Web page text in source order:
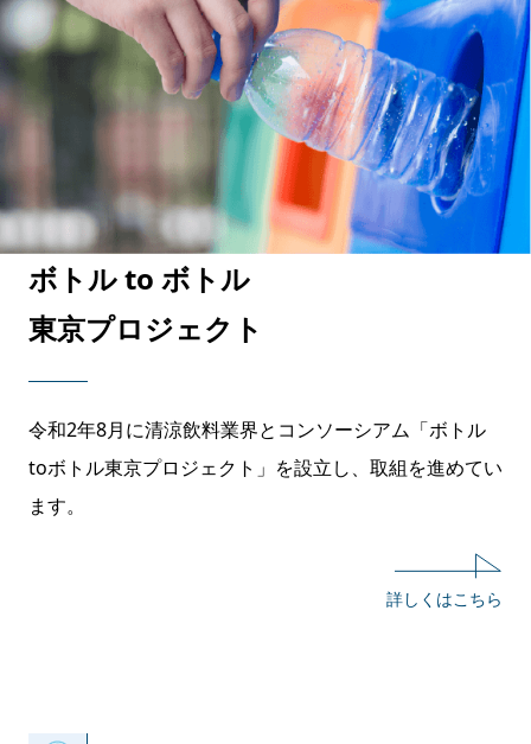
ボトル to ボトル
東京プロジェクト
令和2年8月に清涼飲料業界とコンソーシアム「ボトル
toボトル東京プロジェクト」を設立し、取組を進めてい
ます。
詳しくはこちら